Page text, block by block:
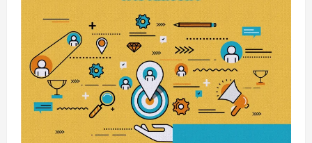
รวม
แหล่ง
หา
งาน
ทุก
สาขา
อาชีพ